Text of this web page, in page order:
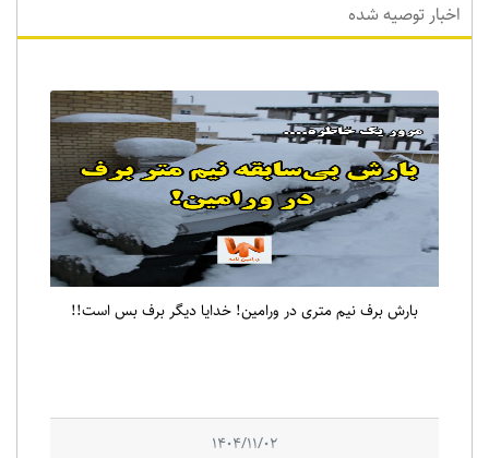
اخبار توصیه شده
بارش برف نیم متری در ورامین! خدایا دیگر برف بس است!!
1404/11/02